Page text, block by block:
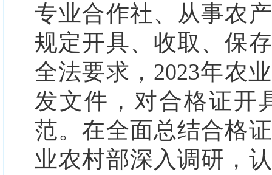
专业合作社、从事农
规定开具、收取、保
全法要求，2023年农
发文件，对合格证开
范。在全面总结合格
业农村部深入调研，